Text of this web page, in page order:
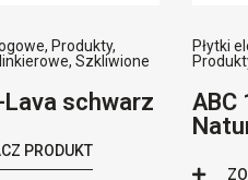
, Produkty,
,Szkliwione
Lava schwarz
PRODUKT
Płytki
ABC